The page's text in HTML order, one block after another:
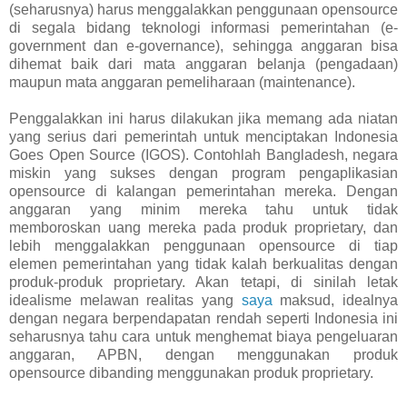
(seharusnya) harus menggalakkan penggunaan opensource
di segala bidang teknologi informasi pemerintahan (e-
government dan e-governance), sehingga anggaran bisa
dihemat baik dari mata anggaran belanja (pengadaan)
maupun mata anggaran pemeliharaan (maintenance).
Penggalakkan ini harus dilakukan jika memang ada niatan
yang serius dari pemerintah untuk menciptakan Indonesia
Goes Open Source (IGOS). Contohlah Bangladesh, negara
miskin yang sukses dengan program pengaplikasian
opensource di kalangan pemerintahan mereka. Dengan
anggaran yang minim mereka tahu untuk tidak
memboroskan uang mereka pada produk proprietary, dan
lebih menggalakkan penggunaan opensource di tiap
elemen pemerintahan yang tidak kalah berkualitas dengan
produk-produk proprietary. Akan tetapi, di sinilah letak
idealisme melawan realitas yang saya maksud, idealnya
dengan negara berpendapatan rendah seperti Indonesia ini
seharusnya tahu cara untuk menghemat biaya pengeluaran
anggaran, APBN, dengan menggunakan produk
opensource dibanding menggunakan produk proprietary.